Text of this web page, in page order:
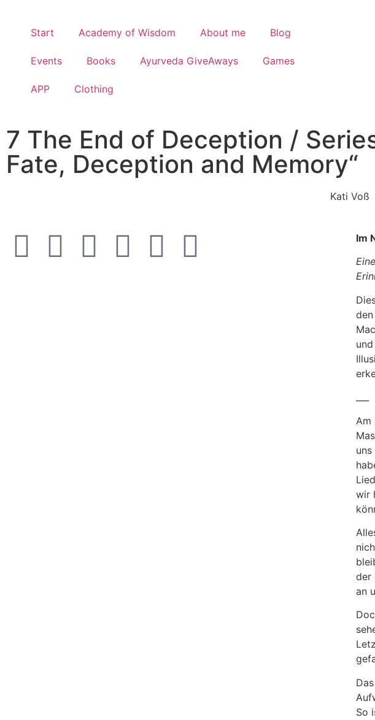
Start Academy of Wisdom About me Blog
Events Books Ayurveda GiveAways Games
APP Clothing
7 The End of Deception /
Fate, Deception and Memory“
Kati Voß
Im
Am
wir
der
an
So